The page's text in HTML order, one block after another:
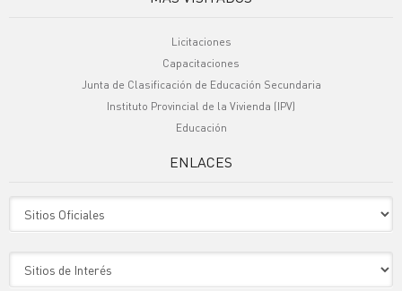
Licitaciones
Capacitaciones
Junta de Clasificación de Educación Secundaria
Instituto Provincial de la Vivienda (IPV)
Educación
ENLACES